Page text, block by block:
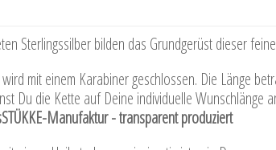
Sterlingssilber bilden das Grundgerüst dieser
mit einem Karabiner geschlossen. Die Länge
Du die Kette auf Deine individuelle Wunschlänge
Manufaktur - transparent produziert